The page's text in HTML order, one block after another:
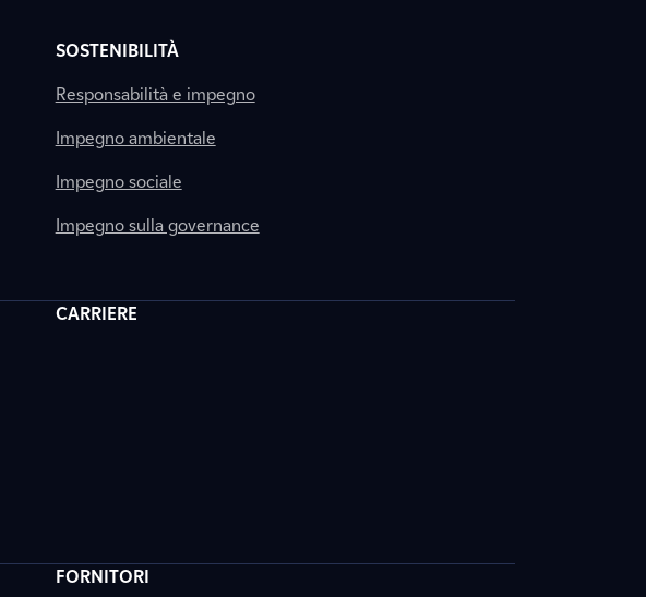
SOSTENIBILITÀ
Responsabilità e impegno
Impegno ambientale
Impegno sociale
Impegno sulla governance
CARRIERE
FORNITORI